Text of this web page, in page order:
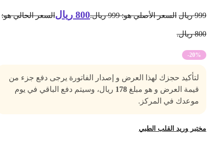
ريال السعر الأصلي هو: 999 ريال. 800 ريال السعر الحالي هو:
-20%
لتأكيد حجزك لهذا العرض و إصدار الفاتورة يرجى دفع جزء من
قيمة العرض و هو مبلغ178 ريال، وسيتم دفع الباقي في يوم
موعدك في المركز.
وريد القلب الطبي